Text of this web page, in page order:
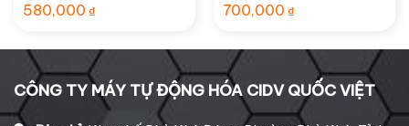
580,000 ₫ 700,000 ₫
CÔNG TY MÁY TỰ ĐỘNG HÓA CIDV QUỐC VIỆT